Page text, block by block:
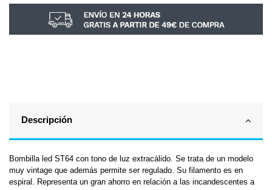
Descripción
Bombilla led ST64 con tono de luz extracálido. Se trata de un modelo
muy vintage que además permite ser regulado. Su filamento es en
espiral. Representa un gran ahorro en relación a las incandescentes a